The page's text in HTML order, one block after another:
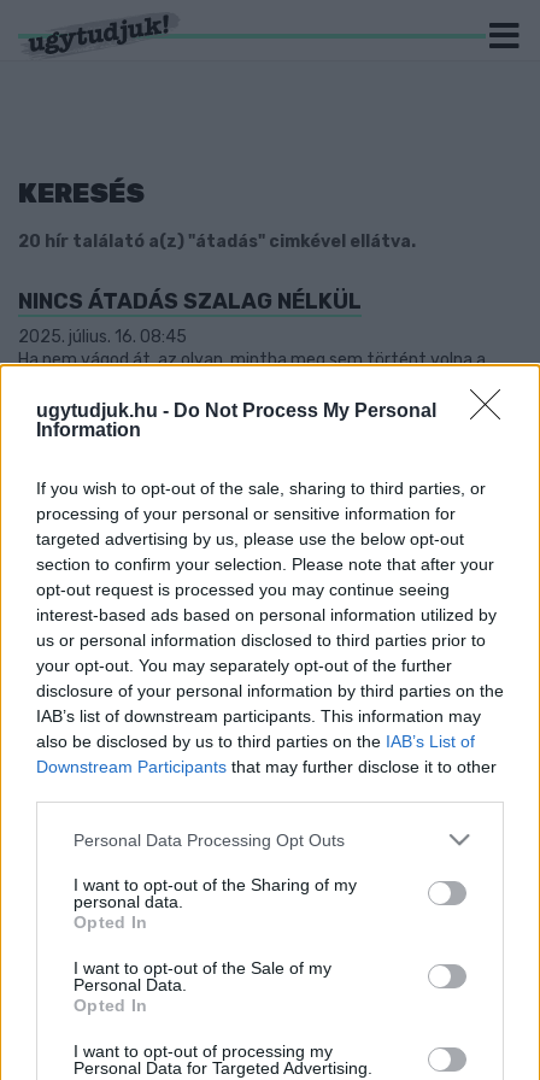
ugytudjuk.hu - Do Not Process My Personal
Information
If you wish to opt-out of the sale, sharing to third parties, or
processing of your personal or sensitive information for
targeted advertising by us, please use the below opt-out
section to confirm your selection. Please note that after your
opt-out request is processed you may continue seeing
interest-based ads based on personal information utilized by
us or personal information disclosed to third parties prior to
your opt-out. You may separately opt-out of the further
disclosure of your personal information by third parties on the
IAB’s list of downstream participants. This information may
also be disclosed by us to third parties on the IAB’s List of
Downstream Participants that may further disclose it to other
Please note that this website/app uses one or more Google
not limited to your visit or usage behaviour. You may click to
grant or deny consent to Google and its third-party tags to
use your data for below specified purposes in below Google
consent section.
Personal Data Processing Opt Outs
I want to opt-out of the Sharing of my
personal data.
Opted In
I want to opt-out of the Sale of my
Personal Data.
Opted In
I want to opt-out of processing my
Personal Data for Targeted Advertising.
KERESÉS
20 hír találató a(z) "átadás" cimkével ellátva.
NINCS ÁTADÁS SZALAG NÉLKÜL
2025. július. 16. 08:45
Ha nem vágod át, az olyan, mintha meg sem történt volna a
SZIJJÁRTÓ GYŐRBEN: AZ OLTÁSOKNAK
KÖSZÖNHETŐEN NINCS SZÜKSÉG ÉRDEMI
2021. december. 17. 11:49
A külgazdasági és külügyminiszter a győri Apátúr Sörház és
Tanműhely megnyitó ünnepségén beszélt erről.
NEHÉZ SZÜLÉS: FOLYTATÓDIK AZ M85-ÖS
ÉPÍTÉSE
2021. december. 10. 18:12
Újabb szakaszt adtak át, az útépítés azonban korábban
nehézségekbe, illetve az M85 Ausztriával való összekötése az
osztrákok ellenállásába ütközött.
ÚJ BRINGAPÁLYA ÉPÜLT A GYŐRI BÁCSAI
FÜVÉSZKERTBEN
2021. november. 13. 17:27
A pályát kerékpárosok, gördeszkások, görkorisok és
futóbringások egyaránt használhatják.
2X2 NÉHA 2X1 - BÜSZKÉN ÉS BOLDOGAN
ADTÁK ÁT A FÉLKÉSZ M80-AST
No de hány öltöny kell egy félkész út átadásához?
ÁTADTÁK A SOPRONI LŐVER USZODÁT
2021. június. 22. 19:01
14 milliárd forint kormányzati támogatásból húzták fel az új